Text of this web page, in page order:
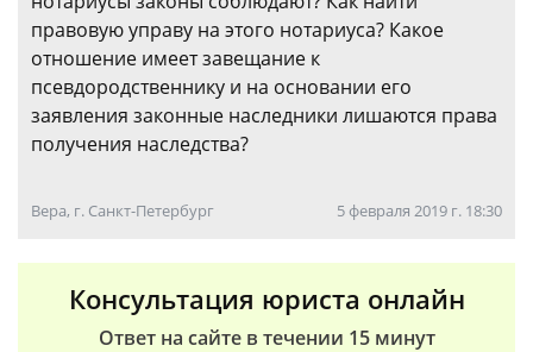
правовую управу на этого нотариуса? Какое
отношение имеет завещание к
псевдородственнику и на основании его
заявления законные наследники лишаются права
получения наследства?
Вера, г. Санкт-Петербург 5 февраля 2019 г. 18:30
Консультация юриста онлайн
Ответ на сайте в течении 15 минут